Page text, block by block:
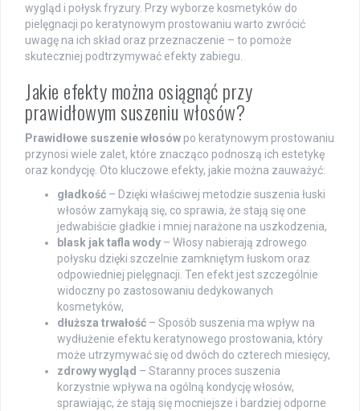
wygląd i połysk fryzury. Przy wyborze kosmetyków do
pielęgnacji po keratynowym prostowaniu warto zwrócić
uwagę na ich skład oraz przeznaczenie – to pomoże
skuteczniej podtrzymywać efekty zabiegu.
Jakie efekty można osiągnąć przy
prawidłowym suszeniu włosów?
Prawidłowe suszenie włosów po keratynowym prostowaniu
przynosi wiele zalet, które znacząco podnoszą ich estetykę
oraz kondycję. Oto kluczowe efekty, jakie można zauważyć:
gładkość – Dzięki właściwej metodzie suszenia łuski
włosów zamykają się, co sprawia, że stają się one
jedwabiście gładkie i mniej narażone na uszkodzenia,
blask jak tafla wody – Włosy nabierają zdrowego
połysku dzięki szczelnie zamkniętym łuskom oraz
odpowiedniej pielęgnacji. Ten efekt jest szczególnie
widoczny po zastosowaniu dedykowanych
kosmetyków,
dłuższa trwałość – Sposób suszenia ma wpływ na
wydłużenie efektu keratynowego prostowania, który
może utrzymywać się od dwóch do czterech miesięcy,
zdrowy wygląd – Staranny proces suszenia
korzystnie wpływa na ogólną kondycję włosów,
sprawiając, że stają się mocniejsze i bardziej odporne